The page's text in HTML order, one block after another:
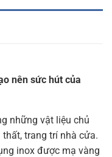
nên sức hút của
những vật liệu chủ
trang trí nhà cửa.
inox được mạ vàng